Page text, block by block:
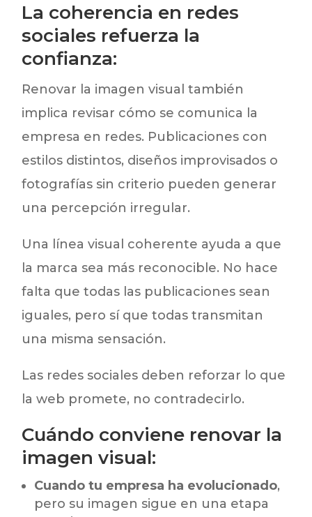
La coherencia en redes
sociales refuerza la
confianza:
Renovar la imagen visual también
implica revisar cómo se comunica la
empresa en redes. Publicaciones con
estilos distintos, diseños improvisados o
fotografías sin criterio pueden generar
una percepción irregular.
Una línea visual coherente ayuda a que
la marca sea más reconocible. No hace
falta que todas las publicaciones sean
iguales, pero sí que todas transmitan
una misma sensación.
Las redes sociales deben reforzar lo que
la web promete, no contradecirlo.
Cuándo conviene renovar la
imagen visual:
Cuando tu empresa ha evolucionado,
pero su imagen sigue en una etapa